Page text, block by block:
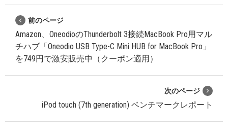
前のページ
Amazon、OneodioのThunderbolt 3接続MacBook Pro用マル
チハブ「Oneodio USB Type-C Mini HUB for MacBook Pro」
を749円で激安販売中（クーポン適用）
次のページ
iPod touch (7th generation) ベンチマークレポート